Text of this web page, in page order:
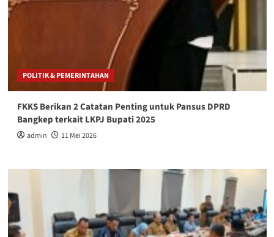
POLITIK & PEMERINTAHAN
FKKS Berikan 2 Catatan Penting untuk Pansus DPRD
Bangkep terkait LKPJ Bupati 2025
admin 11 Mei 2026